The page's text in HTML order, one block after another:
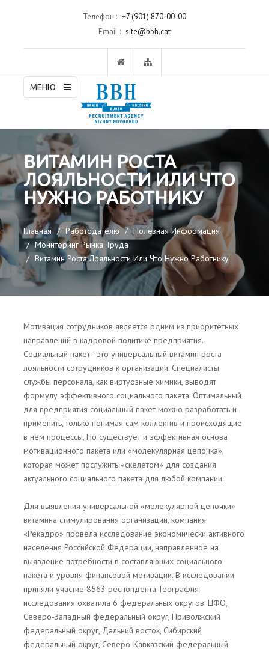
Телефон : +7 (901) 870-00-00
Email : site@bbh.cat
МЕНЮ
ВИТАМИН РОСТА
ЛОЯЛЬНОСТИ ИЛИ ЧТО
НУЖНО РАБОТНИКУ
Главная Работодателю
Полезная Информация
Мониторинг Рынка Труда
Витамин Роста Лояльности Или Что Нужно Работнику
Мотивация сотрудников является одним из приоритетных
направлений в кадровой политике предприятия.
Социальный пакет - это универсальный витамин роста
лояльности сотрудников к организации. Специалисты
службы персонала, как виртуозные химики, выводят
формулу эффективного социального пакета. Оптимальный
для предприятия социальный пакет можно разработать и
применить, только понимая сам коллектив и происходящие
в нем процессы, Но существует и эффективная основа
мотивационного пакета или «молекулярная цепочка»,
которая может послужить «скелетом» для создания
актуального социального пакета для любой компании.
Для выявления универсальной «молекулярной цепочки»
витамина стимулирования организации, компания
«Рекадро» провела исследование экономически активного
населения Российской Федерации, направленное на
выявление потребности в составляющих социального
пакета и уровня финансовой мотивации. В исследовании
приняли участие 8563 респондента. География
исследования охватила 6 федеральных округов: ЦФО,
Северо-Западный федеральный округ, Приволжский
федеральный округ, Дальний восток, Сибирский
федеральный округ, Северо-Кавказский федеральный